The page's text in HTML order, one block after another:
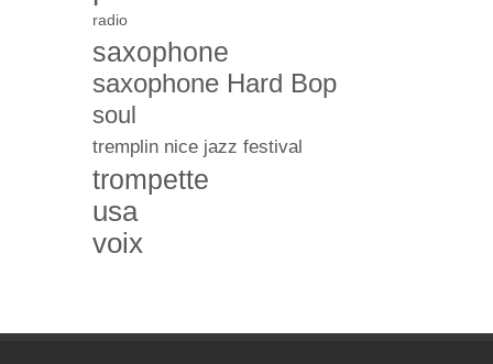
radio
saxophone
saxophone Hard Bop
soul
tremplin nice jazz festival
trompette
usa
voix